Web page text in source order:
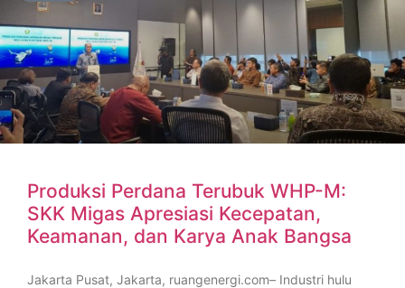
Produksi Perdana Terubuk WHP-M:
SKK Migas Apresiasi Kecepatan,
Keamanan, dan Karya Anak Bangsa
Jakarta Pusat, Jakarta, ruangenergi.com– Industri hulu